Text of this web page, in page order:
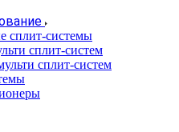
сплит-системы
сплит-систем
сплит-систем